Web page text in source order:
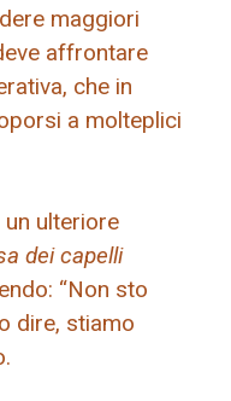
maggiori
affrontare
che in
a molteplici
ulteriore
dei capelli
“Non sto
dire, stiamo